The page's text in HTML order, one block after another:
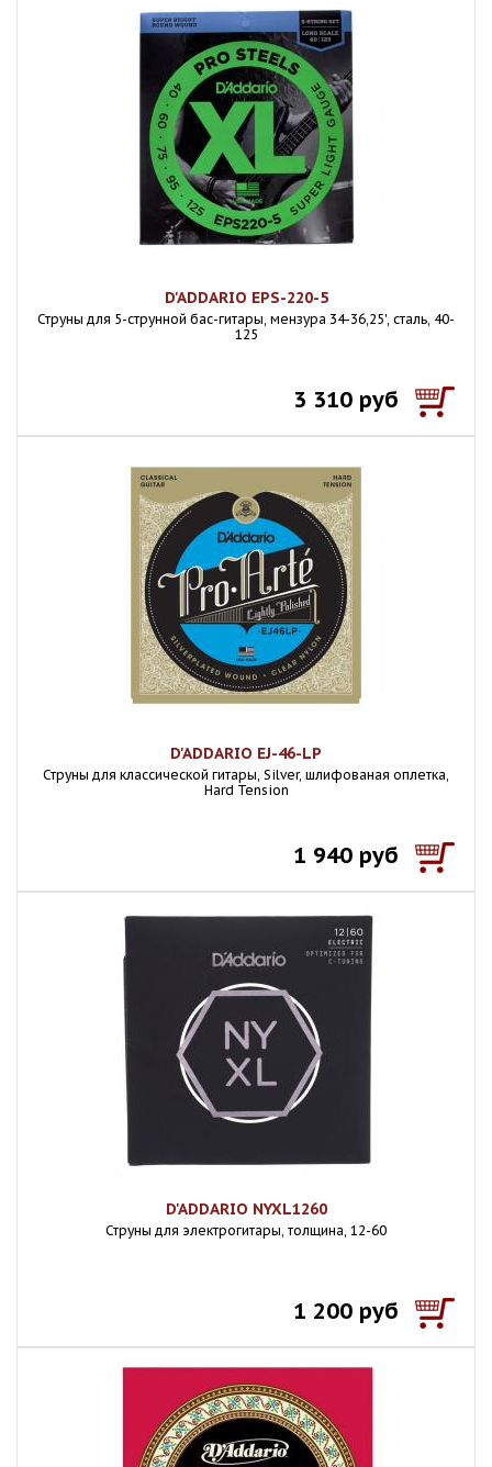
D'ADDARIO EPS-220-5
Струны для 5-струнной бас-гитары, мензура 34-36,25', сталь, 40-
125
3 310 руб
D'ADDARIO EJ-46-LP
Струны для классической гитары, Silver, шлифованая оплетка,
Hard Tension
1 940 руб
D'ADDARIO NYXL1260
Струны для электрогитары, толщина, 12-60
1 200 руб